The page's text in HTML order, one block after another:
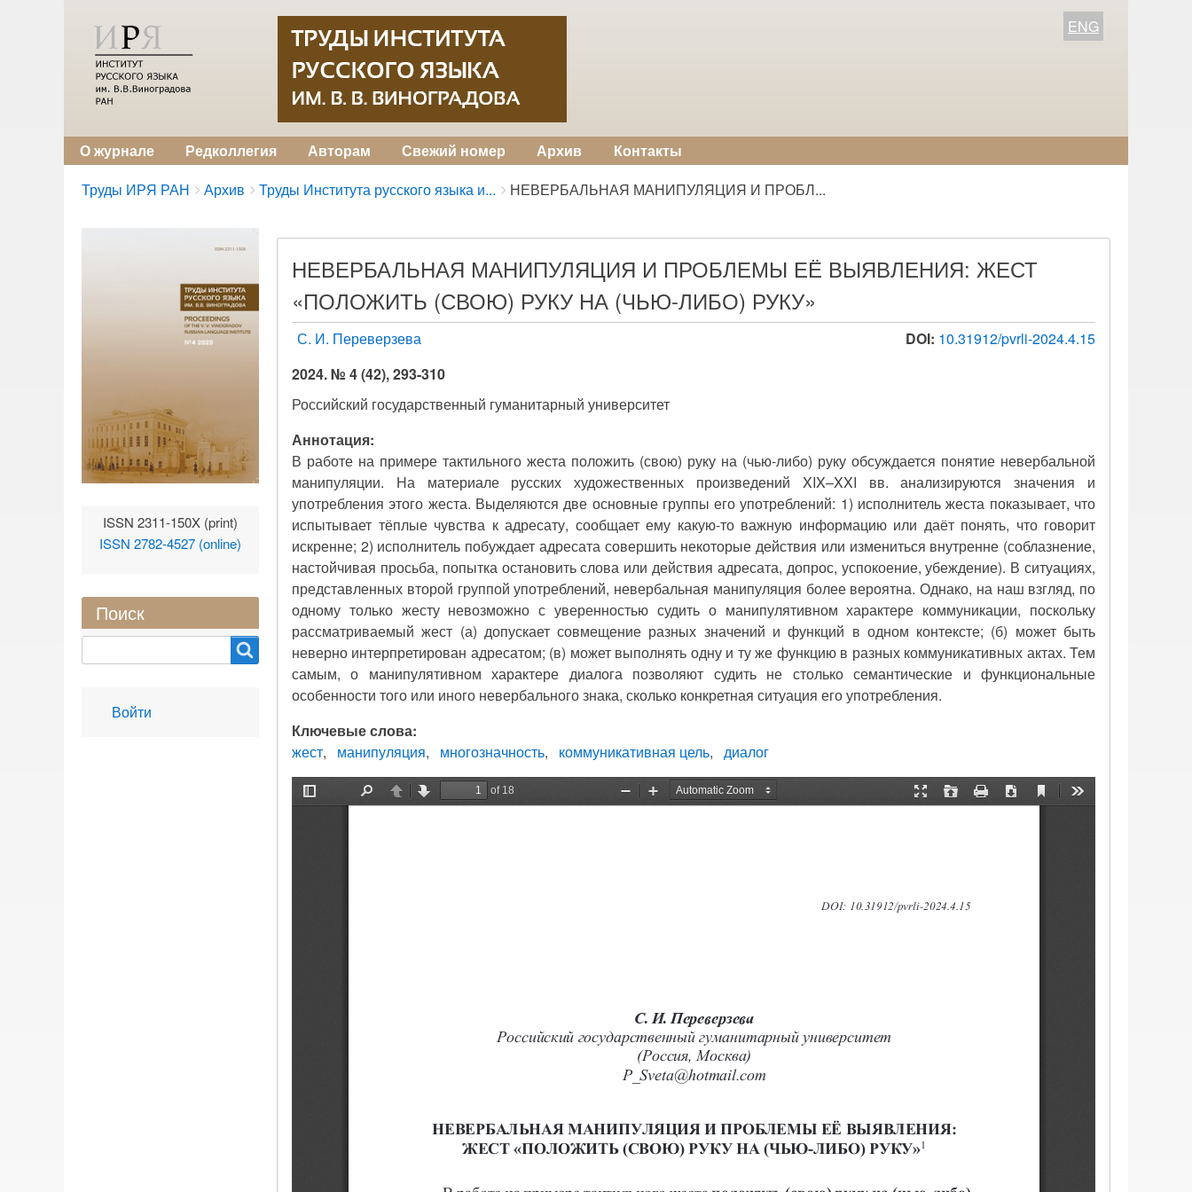
ENG
О журнале Редколлегия Авторам Свежий номер Архив Контакты
Breadcrumbs
You
Труды ИРЯ РАН Архив Труды Института русского языка и... НЕВЕРБАЛЬНАЯ МАНИПУЛЯЦИЯ И ПРОБЛ...
НЕВЕРБАЛЬНАЯ МАНИПУЛЯЦИЯ И ПРОБЛЕМЫ ЕЁ ВЫЯВЛЕНИЯ: ЖЕСТ
«ПОЛОЖИТЬ (СВОЮ) РУКУ НА (ЧЬЮ-ЛИБО) РУКУ»
С. И. Переверзева DOI: 10.31912/pvrli-2024.4.15
2024. № 4 (42), 293-310
Российский государственный гуманитарный университет
Аннотация:
В работе на примере тактильного жеста положить (свою) руку на (чью-либо) руку обсуждается понятие невербальной
манипуляции. На материале русских художественных произведений XIX–XXI вв. анализируются значения и
употребления этого жеста. Выделяются две основные группы его употреблений: 1) исполнитель жеста показывает, что
испытывает тёплые чувства к адресату, сообщает ему какую-то важную информацию или даёт понять, что говорит
искренне; 2) исполнитель побуждает адресата совершить некоторые действия или измениться внутренне (соблазнение,
настойчивая просьба, попытка остановить слова или действия адресата, допрос, успокоение, убеждение). В ситуациях,
представленных второй группой употреблений, невербальная манипуляция более вероятна. Однако, на наш взгляд, по
одному только жесту невозможно с уверенностью судить о манипулятивном характере коммуникации, поскольку
рассматриваемый жест (а) допускает совмещение разных значений и функций в одном контексте; (б) может быть
неверно интерпретирован адресатом; (в) может выполнять одну и ту же функцию в разных коммуникативных актах. Тем
самым, о манипулятивном характере диалога позволяют судить не столько семантические и функциональные
особенности того или иного невербального знака, сколько конкретная ситуация его употребления.
Ключевые слова:
жест
манипуляция многозначность коммуникативная цель диалог
ISSN 2311-150X (print)
ISSN 2782-4527 (online)
Поиск
User
account
Войти